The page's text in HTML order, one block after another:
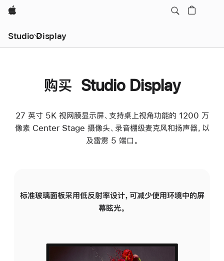
Apple
Studio Display
购买 Studio Display
27 英寸 5K 视网膜显示屏、支持桌上视角功能的 1200 万
像素 Center Stage 摄像头、录音棚级麦克风和扬声器，以
及雷雳 5 端口。
标准玻璃面板采用低反射率设计，可减少使用环境中的屏
幕眩光。